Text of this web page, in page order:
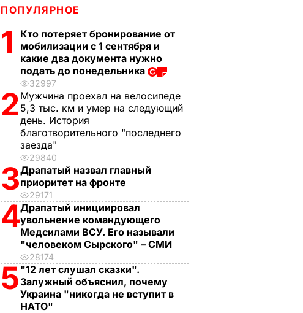
ПОПУЛЯРНОЕ
1
Кто потеряет бронирование от
мобилизации с 1 сентября и
какие два документа нужно
подать до понедельника
32997
2 Мужчина проехал на велосипеде
5,3 тыс. км и умер на следующий
день. История
благотворительного "последнего
заезда"
29840
3Драпатый назвал главный
приоритет на фронте
29171
4Драпатый инициировал
увольнение командующего
Медсилами ВСУ. Его называли
"человеком Сырского" – СМИ
28174
5 "12 лет слушал сказки".
Залужный объяснил, почему
Украина "никогда не вступит в
НАТО"